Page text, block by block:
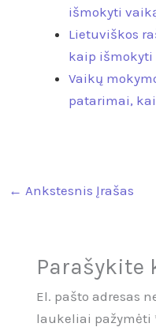
išmokyti
Lietuviškos
kaip išmokyti
Vaikų
patarimai,
← Ankstesnis Įrašas
Parašykite
El. pašto adresas
laukeliai pažymėti